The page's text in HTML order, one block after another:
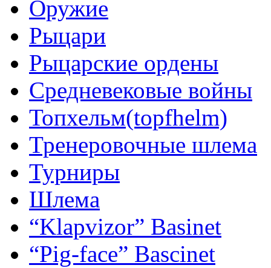
Оружие
Рыцари
Рыцарские ордены
Средневековые войны
Топхельм(topfhelm)
Тренеровочные шлема
Турниры
Шлема
“Klapvizor” Basinet
“Pig-face” Bascinet